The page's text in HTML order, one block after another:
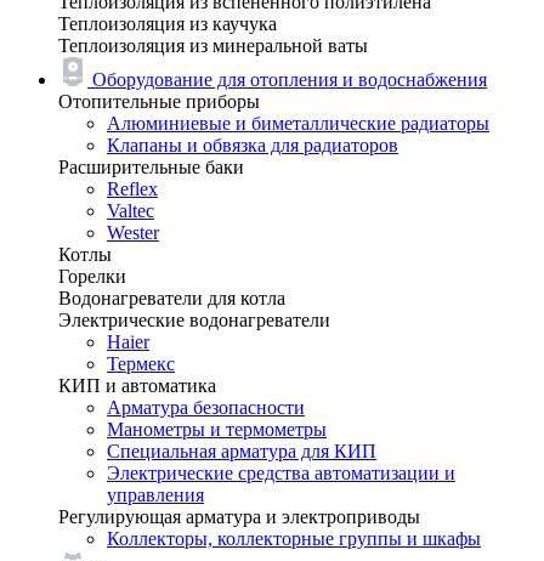
Теплоизоляция из каучука
Теплоизоляция из минеральной ваты
Оборудование для отопления и водоснабжения
Отопительные приборы
Алюминиевые и биметаллические радиаторы
Клапаны и обвязка для радиаторов
Расширительные баки
Reflex
Valtec
Wester
Котлы
Горелки
Водонагреватели для котла
Электрические водонагреватели
Haier
Термекс
КИП и автоматика
Арматура безопасности
Манометры и термометры
Специальная арматура для КИП
Электрические средства автоматизации и
управления
Регулирующая арматура и электроприводы
Коллекторы, коллекторные группы и шкафы